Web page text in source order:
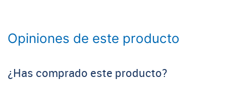
Opiniones de este producto
¿Has comprado este producto?